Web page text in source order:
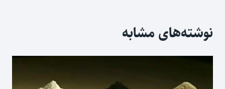
نوشته‌های مشابه